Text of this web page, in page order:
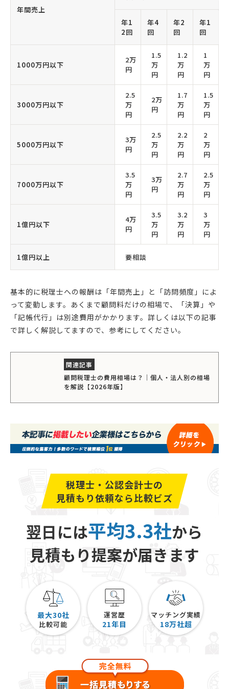
年間売上
年1
2回
年4
回
年2
回
年1
回
1000万円以下
2万
円
1.5
万
円
1.2
万
円
1
万
円
3000万円以下
2.5
万
円
2万
円
1.7
万
円
1.5
万
円
5000万円以下
3万
円
2.5
万
円
2.2
万
円
2
万
円
7000万円以下
3.5
万
円
3万
円
2.7
万
円
2.5
万
円
1億円以下
4万
円
3.5
万
円
3.2
万
円
3
万
円
1億円以上 要相談
基本的に税理士への報酬は「年間売上」と「訪問頻度」によ
って変動します。あくまで顧問料だけの相場で、「決算」や
「記帳代行」は別途費用がかかります。詳しくは以下の記事
で詳しく解説してますので、参考にしてください。
顧問税理士の費用相場は？｜個人・法人別の相場
を解説【2026年版】
税理士・公認会計士の
見積もり依頼なら比較ビズ
翌日には平均3.3社から
見積もり提案が届きます
最大30社
比較可能
運営歴
21年目
マッチング実績
18万社超